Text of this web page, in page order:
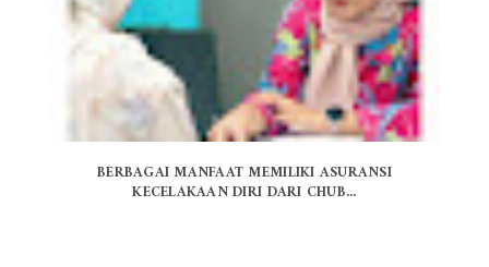
BERBAGAI MANFAAT MEMILIKI ASURANSI
KECELAKAAN DIRI DARI CHUB...